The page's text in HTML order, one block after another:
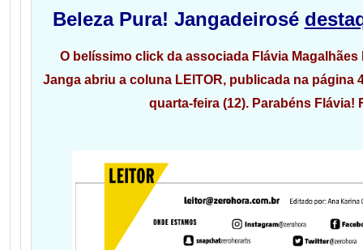
Beleza Pura! Jangadeirosé
O belíssimo click da associada Flávia
Janga abriu a coluna LEITOR, publicada na página
quarta-feira (12). Parabéns Flávia!